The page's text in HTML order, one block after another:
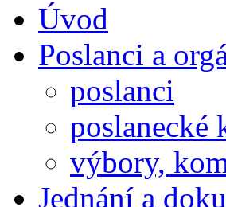
Úvod
Poslanci a
poslanci
poslanecké
výbory,
Jednání a